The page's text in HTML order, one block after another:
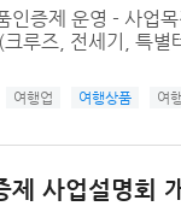
인증제 운영 - 사
루즈, 전세기, 특별
여행업 여행상품 여
제 사업설명회